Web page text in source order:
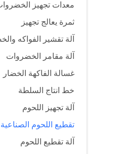
معدات تجهيز
ثمرة يعالج تجهيز
آلة تقشير الفواكه
آلة مقامر الخضروات
غسالة الفاكهة الخضار
خط انتاج السلطة
آلة تجهيز اللحوم
تقطيع اللحوم الصناعية
آلة تقطيع اللحوم